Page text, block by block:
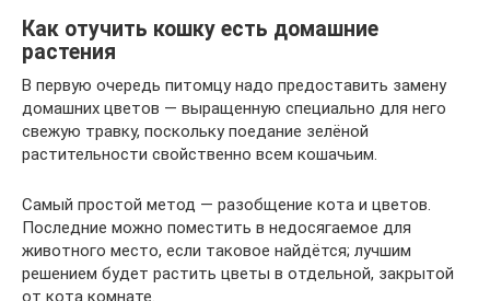
Как отучить кошку есть домашние
растения
В первую очередь питомцу надо предоставить замену
домашних цветов — выращенную специально для него
свежую травку, поскольку поедание зелёной
растительности свойственно всем кошачьим.
Самый простой метод — разобщение кота и цветов.
Последние можно поместить в недосягаемое для
животного место, если таковое найдётся; лучшим
решением будет растить цветы в отдельной, закрытой
от кота комнате.